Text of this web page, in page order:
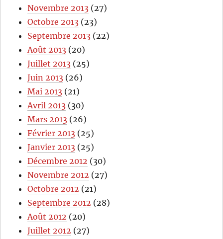
Novembre 2013 (27)
Octobre 2013 (23)
Septembre 2013 (22)
Août 2013 (20)
Juillet 2013 (25)
Juin 2013 (26)
Mai 2013 (21)
Avril 2013 (30)
Mars 2013 (26)
Février 2013 (25)
Janvier 2013 (25)
Décembre 2012 (30)
Novembre 2012 (27)
Octobre 2012 (21)
Septembre 2012 (28)
Août 2012 (20)
Juillet 2012 (27)